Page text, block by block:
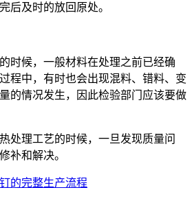
后及时的放回原处。
候，一般材料在处理之前已经确
程中，有时也会出现混料、错料、变
的情况发生，因此检验部门应该要做
理工艺的时候，一旦发现质量问
补和解决。
的完整生产流程